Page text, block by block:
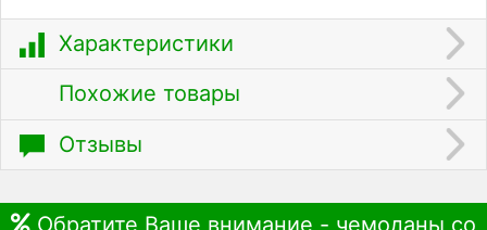
Характеристики
Похожие товары
Отзывы
Обратите Ваше внимание - чемоданы со